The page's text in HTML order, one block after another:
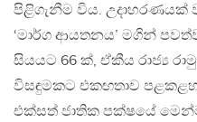
පිළිගැනීම විය. උදාහරණයක්
‘මාර්ග ආයතනය’ මගින්
සියයට 66 ක්, ඒකීය රාජ්‍ය
විසඳුමකට එකඟතාව
එක්සත් ජාතික පක්ෂයේ